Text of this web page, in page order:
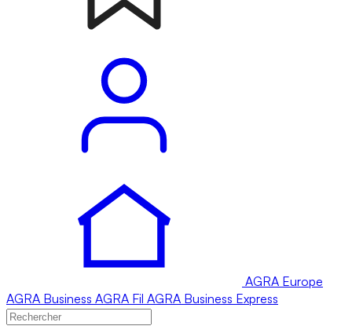
AGRA Europe
AGRA Business AGRA Fil AGRA Business Express